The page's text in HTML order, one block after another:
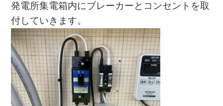
発電所集電箱内にブレーカーとコンセントを取
付していきます。